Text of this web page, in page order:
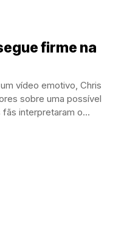
firme na
vídeo emotivo, Chris
sobre uma possível
interpretaram o...